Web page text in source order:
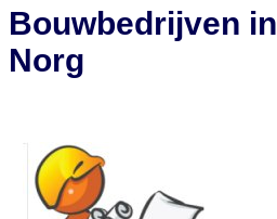
Bouwbedrijven in
Norg